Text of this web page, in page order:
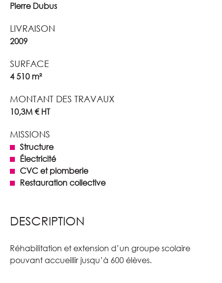
Pierre Dubus
LIVRAISON
2009
SURFACE
4 510 m²
MONTANT DES TRAVAUX
10,3M € HT
MISSIONS
Structure
Électricité
CVC et plomberie
Restauration collective
DESCRIPTION
Réhabilitation et extension d’un groupe scolaire
pouvant accueillir jusqu’à 600 élèves.